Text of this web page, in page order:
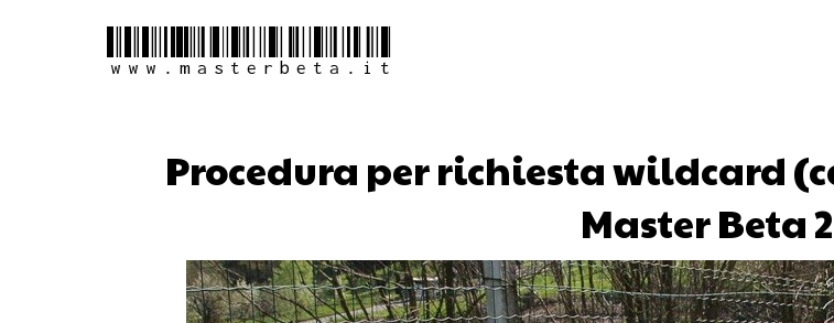
www.masterbeta.it
Procedura per richiesta wildcard
Master Beta